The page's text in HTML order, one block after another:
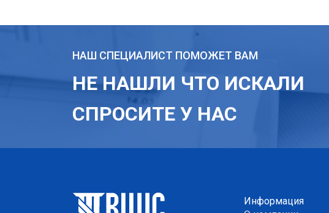
НАШ СПЕЦИАЛИСТ ПОМОЖЕТ ВАМ
НЕ НАШЛИ ЧТО ИСКАЛИ
СПРОСИТЕ У НАС
Информация